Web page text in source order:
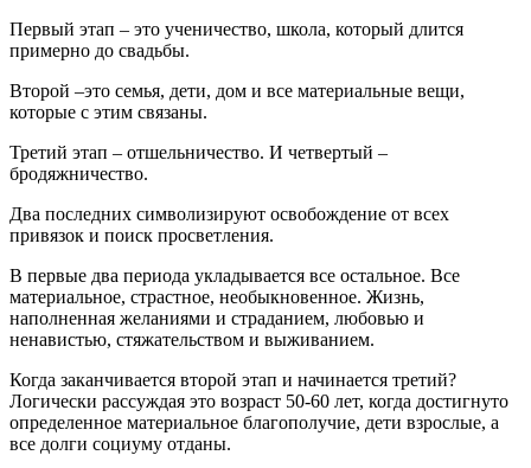
Первый этап – это ученичество, школа, который длится
примерно до свадьбы.
Второй –это семья, дети, дом и все материальные вещи,
которые с этим связаны.
Третий этап – отшельничество. И четвертый –
бродяжничество.
Два последних символизируют освобождение от всех
привязок и поиск просветления.
В первые два периода укладывается все остальное. Все
материальное, страстное, необыкновенное. Жизнь,
наполненная желаниями и страданием, любовью и
ненавистью, стяжательством и выживанием.
Когда заканчивается второй этап и начинается третий?
Логически рассуждая это возраст 50-60 лет, когда достигнуто
определенное материальное благополучие, дети взрослые, а
все долги социуму отданы.